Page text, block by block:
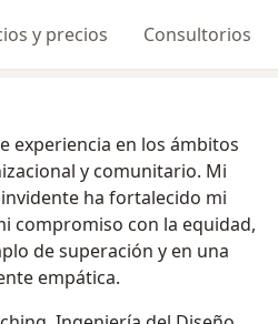
y precios Consultorios
experiencia en los ámbitos
y comunitario. Mi
ha fortalecido mi
compromiso con la equidad,
de superación y en una
empática.